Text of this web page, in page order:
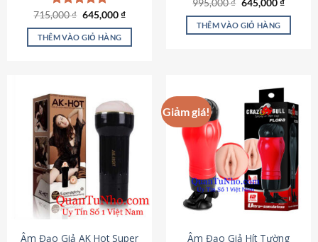
Được xếp
hạng4.79
5 sao
715,000₫ Giá
là:
715,000 ₫.
645,000₫Giá
tại
THÊM VÀO GIỎ HÀNG
Được xếp
hạng4.88
5 sao
995,000₫
là:
995,000 ₫.
645,000₫
tại
THÊM VÀO GIỎ HÀNG
Âm Đạo Giả AK Hot Super
Giảm giá!
Âm Đạo Giả Hít Tường